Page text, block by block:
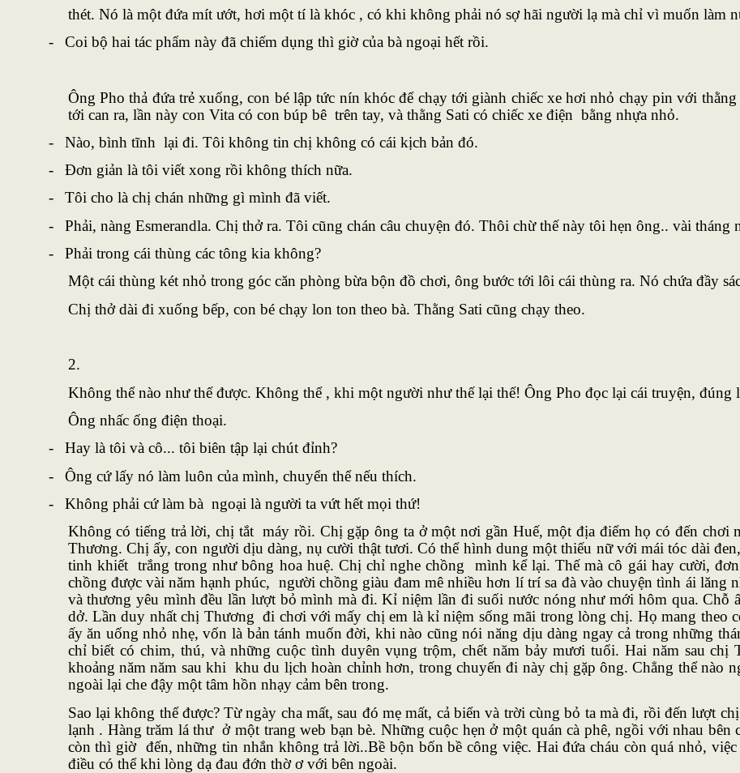
thét. Nó là một đứa mít ướt, hơi một tí là khóc , có khi không phải nó sợ hãi người lạ mà chỉ vì muốn làm
-
Coi bộ hai tác phẩm này đã chiếm dụng thì giờ của bà ngoại hết rồi.
Ông Pho thả đứa trẻ xuống, con bé lập tức nín khóc để chạy tới giành chiếc xe hơi nhỏ chạy pin với
tới can ra, lần này con Vita có con búp bê trên tay, và thằng Sati có chiếc xe điện bằng nhựa nhỏ.
-
Nào, bình tĩnh lại đi. Tôi không tin chị không có cái kịch bản đó.
-
Đơn giản là tôi viết xong rồi không thích nữa.
-
Tôi cho là chị chán những gì mình đã viết.
-
Phải, nàng Esmerandla. Chị thở ra. Tôi cũng chán câu chuyện đó. Thôi chừ thế này tôi hẹn ông.. vài tháng
-
Phải trong cái thùng các tông kia không?
Một cái thùng két nhỏ trong góc căn phòng bừa bộn đồ chơi, ông bước tới lôi cái thùng ra. Nó chứa đầy
Chị thở dài đi xuống bếp, con bé chạy lon ton theo bà. Thằng Sati cũng chạy theo.
2.
Không thể nào như thế được. Không thể , khi một người như thế lại thế! Ông Pho đọc lại cái truyện, đúng
Ông nhấc ống điện thoại.
-
Hay là tôi và cô... tôi biên tập lại chút đỉnh?
-
Ông cứ lấy nó làm luôn của mình, chuyển thể nếu thích.
-
Không phải cứ làm bà ngoại là người ta vứt hết mọi thứ!
Không có tiếng trả lời, chị tắt máy rồi. Chị gặp ông ta ở một nơi gần Huế, một địa điểm họ có đến chơi
Thương. Chị ấy, con người dịu dàng, nụ cười thật tươi. Có thể hình dung một thiếu nữ với mái tóc dài
tinh khiết trắng trong như bông hoa huệ. Chị chỉ nghe chồng mình kể lại. Thế mà cô gái hay cười,
chồng được vài năm hạnh phúc, người chồng giàu đam mê nhiều hơn lí trí sa đà vào chuyện tình ái lăng
và thương yêu mình đều lần lượt bỏ mình mà đi. Kỉ niệm lần đi suối nước nóng như mới hôm qua. Chỗ
dở. Lần duy nhất chị Thương đi chơi với mấy chị em là kỉ niệm sống mãi trong lòng chị. Họ mang theo
ấy ăn uống nhỏ nhẹ, vốn là bản tánh muốn đời, khi nào cũng nói năng dịu dàng ngay cả trong những
chỉ biết có chim, thú, và những cuộc tình duyên vụng trộm, chết năm bảy mươi tuổi. Hai năm sau
khoảng năm năm sau khi khu du lịch hoàn chỉnh hơn, trong chuyến đi này chị gặp ông. Chẳng thể nào
ngoài lại che đậy một tâm hồn nhạy cảm bên trong.
Sao lại không thể được? Từ ngày cha mất, sau đó mẹ mất, cả biển và trời cùng bỏ ta mà đi, rồi đến lượt
lạnh . Hàng trăm lá thư ở một trang web bạn bè. Những cuộc hẹn ở một quán cà phê, ngồi với nhau bên
còn thì giờ đến, những tin nhắn không trả lời..Bề bộn bốn bề công việc. Hai đứa cháu còn quá nhỏ,
điều có thể khi lòng dạ đau đớn thờ ơ với bên ngoài.